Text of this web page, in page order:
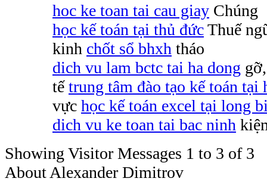
hoc ke toan tai cau giay Chúng
học kế toán tại thủ đứcThuế
kinh chốt sổ bhxh tháo
dich vu lam bctc tai ha dong
tếtrung tâm đào tạo kế toán tại
vực học kế toán excel tại long
dich vu ke toan tai bac ninh
Showing Visitor Messages 1 to 3 of 3
About Alexander Dimitrov